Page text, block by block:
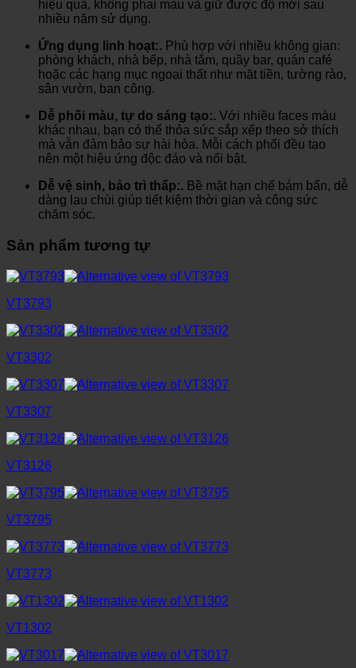
hiệu quả, không phai màu và giữ được độ mới sau
nhiều năm sử dụng.
Ứng dụng linh hoạt:. Phù hợp với nhiều không gian:
phòng khách, nhà bếp, nhà tắm, quầy bar, quán café
hoặc các hạng mục ngoại thất như mặt tiền, tường rào,
sân vườn, ban công.
Dễ phối màu, tự do sáng tạo:. Với nhiều faces màu
khác nhau, bạn có thể thỏa sức sắp xếp theo sở thích
mà vẫn đảm bảo sự hài hòa. Mỗi cách phối đều tạo
nên một hiệu ứng độc đáo và nổi bật.
Dễ vệ sinh, bảo trì thấp:. Bề mặt hạn chế bám bẩn, dễ
dàng lau chùi giúp tiết kiệm thời gian và công sức
chăm sóc.
Sản phẩm tương tự
VT3793
VT3302
VT3307
VT3126
VT3795
VT3773
VT1302